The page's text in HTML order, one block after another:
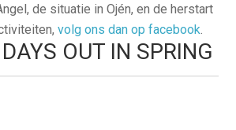
de situatie in Ojén, en de herstart
volg ons dan op facebook
OUT IN SPRING